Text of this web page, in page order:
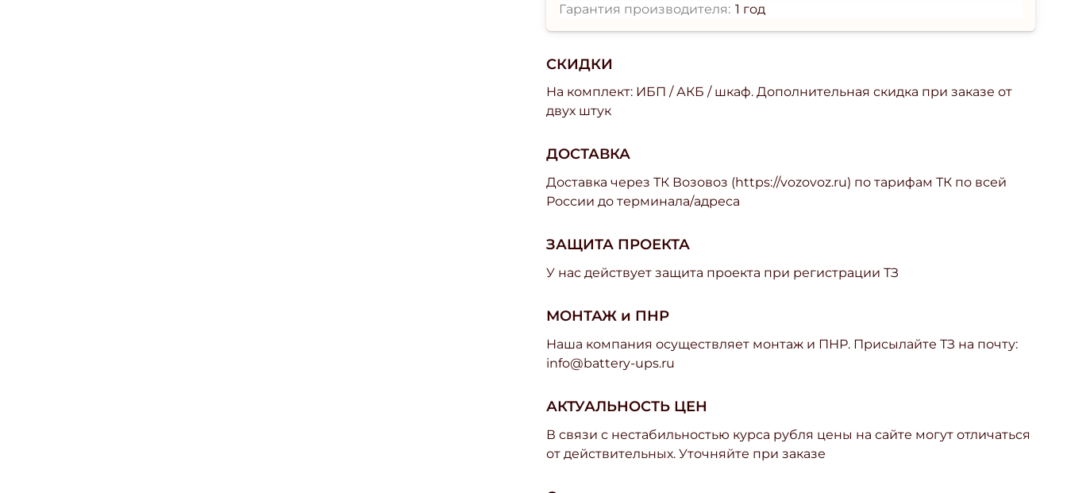
СКИДКИ
На комплект: ИБП / АКБ / шкаф. Дополнительная скидка при заказе от
двух штук
ДОСТАВКА
Доставка через ТК Возовоз (https://vozovoz.ru) по тарифам ТК по всей
России до терминала/адреса
ЗАЩИТА ПРОЕКТА
У нас действует защита проекта при регистрации ТЗ
МОНТАЖ и ПНР
Наша компания осуществляет монтаж и ПНР. Присылайте ТЗ на почту:
info@battery-ups.ru
АКТУАЛЬНОСТЬ ЦЕН
В связи с нестабильностью курса рубля цены на сайте могут отличаться
от действительных. Уточняйте при заказе
Гарантия производителя: 1 год